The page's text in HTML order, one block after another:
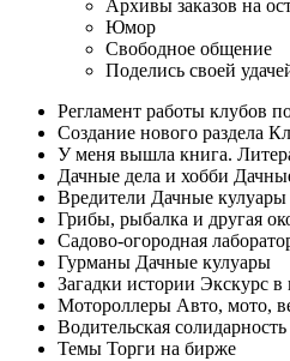
Архивы заказов на
Юмор
Свободное общение
Поделись своей
Регламент работы клубов
Создание нового раздела
У меня вышла книга.
Дачные дела и хобби
Вредители Дачные кулуары
Грибы, рыбалка и другая
Садово-огородная
Гурманы Дачные кулуары
Загадки истории Экскурс
Мотороллеры Авто, мото,
Водительская
Темы Торги на бирже